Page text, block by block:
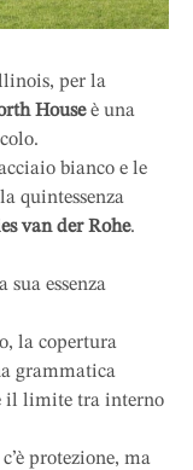
per la
Houseè una
bianco e le
quintessenza
van der Rohe.
essenza
la copertura
grammatica
il limite tra interno
protezione, ma